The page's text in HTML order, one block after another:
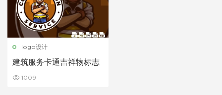
logo设计
建筑服务卡通吉祥物标志
1009